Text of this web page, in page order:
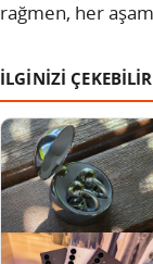
rağmen, her
İLGİNİZİ ÇEKEBİLİR